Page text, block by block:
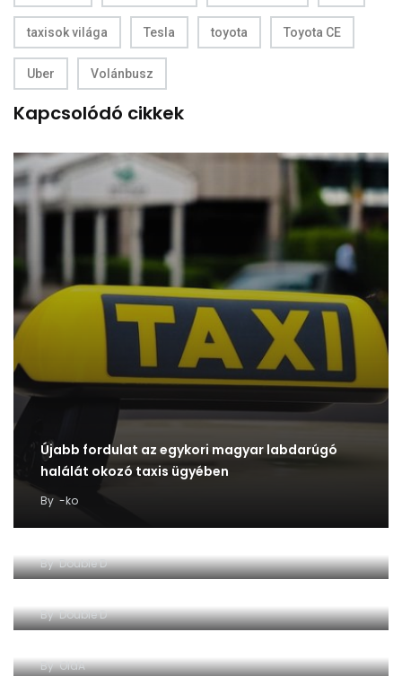
taxisok világa Tesla toyota Toyota CE
Uber Volánbusz
Kapcsolódó cikkek
Újabb fordulat az egykori magyar labdarúgó
halálát okozó taxis ügyében
By -ko
Az OTSZ levelezéséből – elkészült a repülőtéri
ByDouble D
ByDouble D
Vádemelés a Mozaik utcai vizsgaállomás
ByOldA